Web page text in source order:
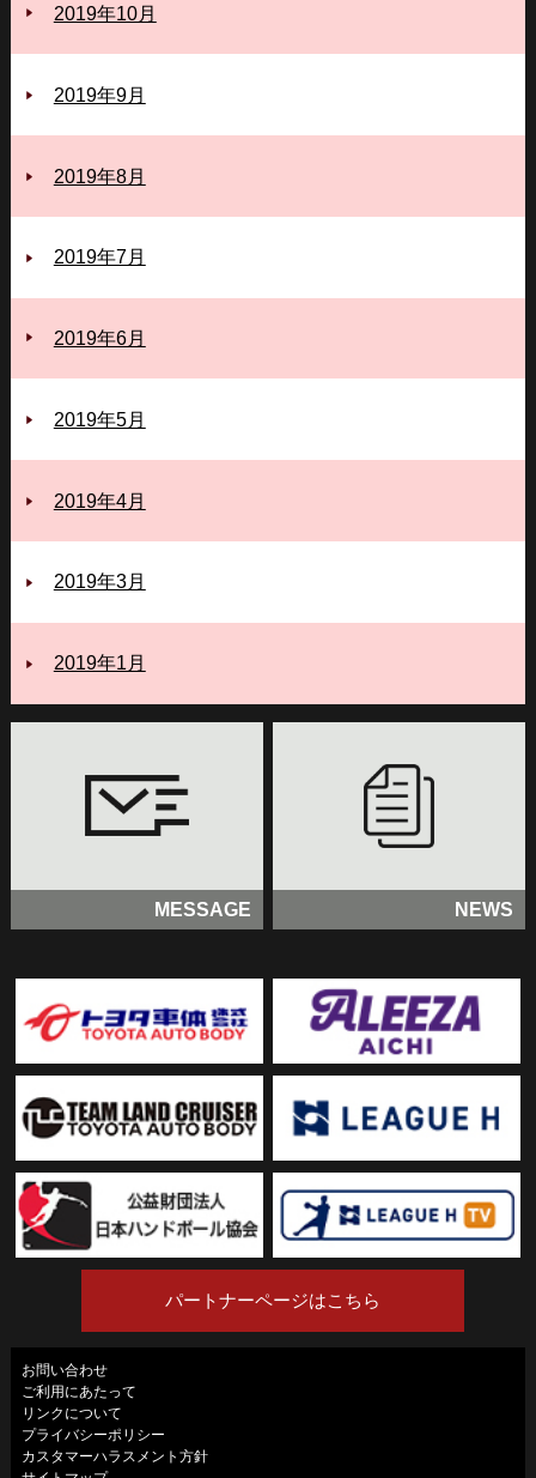
2019年10月
2019年9月
2019年8月
2019年7月
2019年6月
2019年5月
2019年4月
2019年3月
2019年1月
MESSAGE NEWS
パートナーページはこちら
お問い合わせ
ご利用にあたって
リンクについて
プライバシーポリシー
カスタマーハラスメント方針